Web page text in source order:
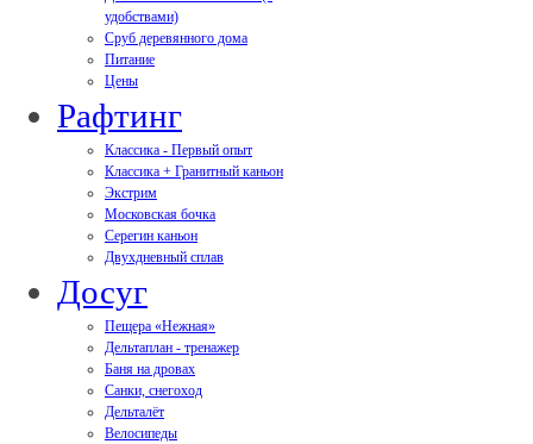
удобствами)
Сруб деревянного дома
Питание
Цены
Рафтинг
Классика - Первый опыт
Классика + Гранитный каньон
Экстрим
Московская бочка
Серегин каньон
Двухдневный сплав
Досуг
Пещера «Нежная»
Дельтаплан - тренажер
Баня на дровах
Cанки, снегоход
Дельталёт
Велосипеды